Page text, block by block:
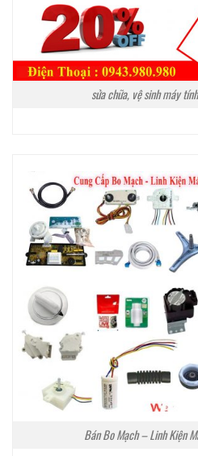
sửa chữa, vệ sinh máy
Bán Bo Mạch – Linh Kiện